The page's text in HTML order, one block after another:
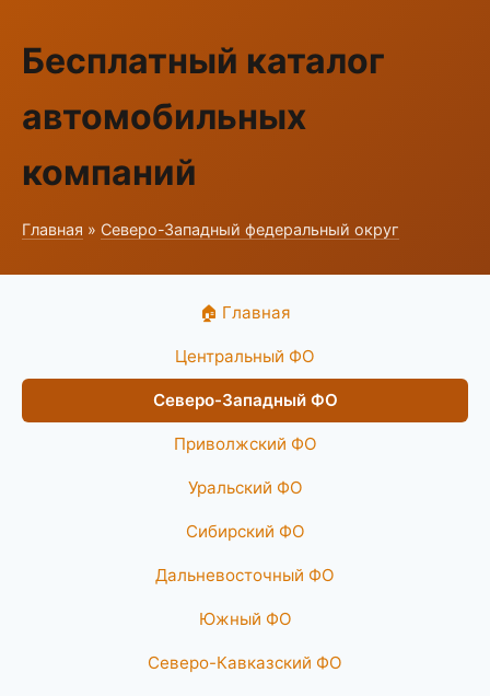
Бесплатный каталог
автомобильных
компаний
Главная » Северо-Западный федеральный округ
🏠 Главная
Центральный ФО
Северо-Западный ФО
Приволжский ФО
Уральский ФО
Сибирский ФО
Дальневосточный ФО
Южный ФО
Северо-Кавказский ФО